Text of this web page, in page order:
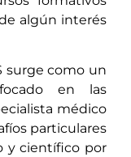
algún interés
surge como un
en las
médico
particulares
y científico por